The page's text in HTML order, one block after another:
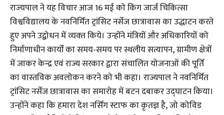
राज्‍यपाल ने यह विचार आज 16 मई को किंग जार्ज चिकित्सा
विश्वविद्यालय के नवनिर्मित ट्रांसिट नर्सेज छात्रावास का उद्धाटन करते
हुए अपने उद्बोधन में व्‍यक्‍त किये। उन्होंने मंत्रियों और अधिकारियों को
निर्माणाधीन कार्यों का समय-समय पर स्थलीय सत्यापन, ग्रामीण क्षेत्रों
में जाकर केन्द्र एवं राज्य सरकार द्वारा संचालित योजनाओं की पूर्ति
का वास्तविक अवलोकन करने को भी कहा। राज्यपाल ने नवनिर्मित
ट्रांसिट नर्सेज छात्रावास का समारोह में बटन दबाकर उद्घाटन किया।
उन्‍होंने कहा कि हमारा देश नर्सिंग स्टाफ का कृतज्ञ है, जो कोविड